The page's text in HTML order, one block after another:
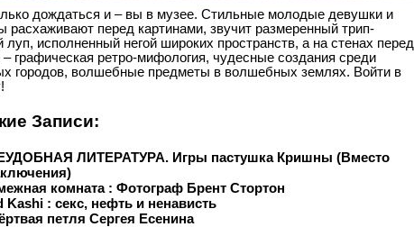
дождаться и – вы в музее. Стильные молодые девушки и
расхаживают перед картинами, звучит размеренный трип-
луп, исполненный негой широких пространств, а на стенах перед
графическая ретро-мифология, чудесные создания среди
городов, волшебные предметы в волшебных землях. Войти в
Записи:
ЛИТЕРАТУРА. Игры пастушка Кришны (Вместо
комната : Фотограф Брент Стoртон
Kashi : cекс, нефть и ненависть
петля Сергея Есенина